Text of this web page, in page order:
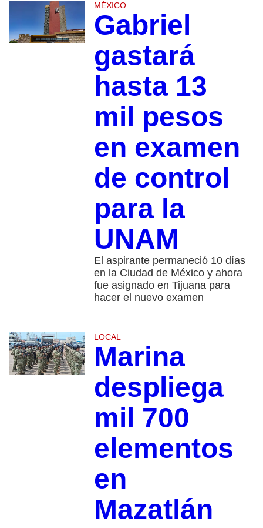
MÉXICO
Gabriel
gastará
hasta 13
mil pesos
en examen
de control
para la
UNAM
El aspirante permaneció 10 días
en la Ciudad de México y ahora
fue asignado en Tijuana para
hacer el nuevo examen
LOCAL
Marina
despliega
mil 700
elementos
en
Mazatlán